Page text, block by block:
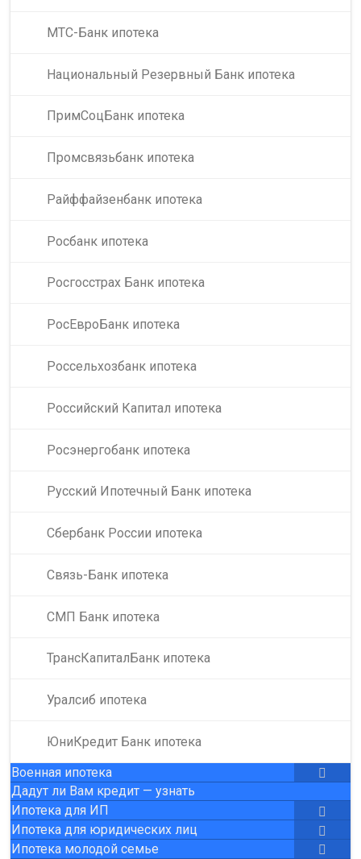
МТС-Банк ипотека
Национальный Резервный Банк ипотека
ПримСоцБанк ипотека
Промсвязьбанк ипотека
Райффайзенбанк ипотека
Росбанк ипотека
Росгосстрах Банк ипотека
РосЕвроБанк ипотека
Россельхозбанк ипотека
Российский Капитал ипотека
Росэнергобанк ипотека
Русский Ипотечный Банк ипотека
Сбербанк России ипотека
Связь-Банк ипотека
СМП Банк ипотека
ТрансКапиталБанк ипотека
Уралсиб ипотека
ЮниКредит Банк ипотека
Военная ипотека
Дадут ли Вам кредит — узнать
Ипотека для ИП
Ипотека для юридических лиц
Ипотека молодой семье